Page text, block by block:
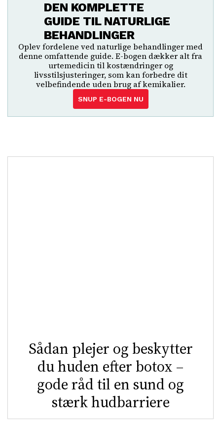
DEN KOMPLETTE
GUIDE TIL NATURLIGE
BEHANDLINGER
Oplev fordelene ved naturlige behandlinger med
denne omfattende guide. E-bogen dækker alt fra
urtemedicin til kostændringer og
livsstilsjusteringer, som kan forbedre dit
velbefindende uden brug af kemikalier.
SNUP E-BOGEN NU
Sådan plejer og beskytter
du huden efter botox –
gode råd til en sund og
stærk hudbarriere